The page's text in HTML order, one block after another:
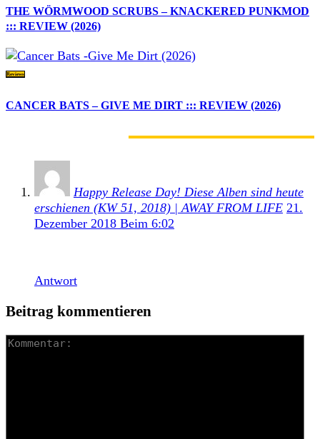
THE WÖRMWOOD SCRUBS – KNACKERED PUNKMOD
::: REVIEW (2026)
Reviews
CANCER BATS – GIVE ME DIRT ::: REVIEW (2026)
Happy Release Day! Diese Alben sind heute
erschienen (KW 51, 2018) | AWAY FROM LIFE 21.
Dezember 2018 Beim 6:02
Antwort
Beitrag kommentieren